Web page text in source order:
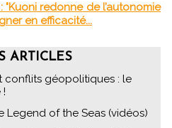
"Kuoni redonne de l’autonomie
en efficacité...
ARTICLES
conflits géopolitiques : le
Legend of the Seas (vidéos)